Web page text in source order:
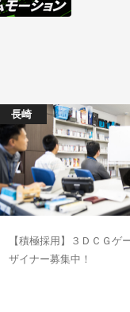
長崎
【積極採用】３ＤＣＧゲ
ザイナー募集中！